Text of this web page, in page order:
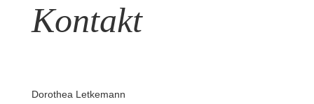
Kontakt
Dorothea Letkemann